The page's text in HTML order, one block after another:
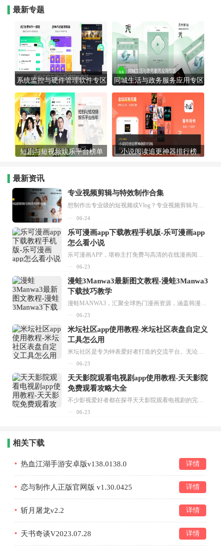
最新专题
系统监控与硬件管理软件专区 同城生活与政务服务应用专区
短剧与短视频娱乐平台榜单 小说阅读追更神器排行榜
最新资讯
专业视频剪辑与特效制作合集
想制作出专业级的短视频或Vlog？专业视频剪辑与特效制作大全专题为你提供了从剪辑、抠像到特效包装的全套解决方案。无论是添加炫酷的片头、进行精准的视频抠图，还是制...
06-24
乐可漫画app下载教程手机版-乐可漫画app
怎么看小说
乐可漫画APP，堪称主打免费与高清的在线漫画阅读神器。其官方版提供海量完整版漫画资源，无论是国内漫画，还是日漫、韩漫、台漫、美漫等国外漫画，应有尽有，随时供你阅读。只需轻点一下，便能直接进入阅读界面。不仅如此，乐可漫画最新版本更新速度极快，在这里，你总能抢先看到全网一手漫画章节内容！...
06-23
漫蛙3Manwa3最新图文教程-漫蛙3Manwa3
下载技巧教学
漫蛙MANWA3，汇聚全球热门漫画资源，涵盖韩漫、欧美漫画、国漫等多种类型，题材丰富多样，全方位满足用户阅读喜好。它不仅是阅读平台，更是创作平台，为广大用户打造零门槛创作环境。...
06-23
米坛社区app使用教程-米坛社区表盘自定义
工具怎么用
米坛社区是专为钟表爱好者打造的交流平台。无论你是初涉钟表领域的普通爱好者，还是拥有多年收藏经验的资深玩家，都能在此找到属于自己的天地。 无需注册，就能轻松参与其中。通过专业的讨论论坛与丰富的交互功能，你可与世界各地的钟表爱好者畅快交流。若你钟情于钟表，米坛社区无疑是值得一试的理想之选。在这里，你能获取最新的手表资讯，交流见解，提升鉴赏品味，让每一块手表都成为收藏故事中重要的一部分。感兴趣的朋友，不要错过下载机会。...
06-23
天天影院观看电视剧app使用教程-天天影院
免费观看攻略大全
不少影视爱好者都在探寻天天影院观看电视剧的完整方法，结合最新平台使用规则，本篇新手入门攻略全面讲解观看渠道、检索流程、播放设置以及画面模式调整等实用内容。全文适配手机、电脑等主流设备，步骤简洁易懂，无论是初次使用的新手，还是想要优化观影体验的用户，都能参照内容快速上手，熟练掌握平台各项操作技巧，轻松畅享影视内容。...
06-23
相关下载
热血江湖手游安卓版v138.0138.0 详情
恋与制作人正版官网版 v1.30.0425 详情
斩月屠龙v2.2 详情
天书奇谈V2023.07.28 详情